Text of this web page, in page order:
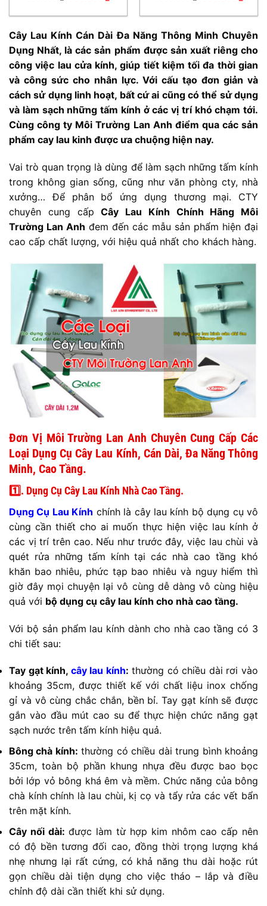
Cây Lau Kính Cán Dài Đa Năng Thông Minh Chuyên
Dụng Nhất, là các sản phẩm được sản xuất riêng cho
công việc lau cửa kính, giúp tiết kiệm tối đa thời gian
và công sức cho nhân lực. Với cấu tạo đơn giản và
cách sử dụng linh hoạt, bất cứ ai cũng có thể sử dụng
và làm sạch những tấm kính ở các vị trí khó chạm tới.
Cùng công ty Môi Trường Lan Anh điểm qua các sản
phẩm cay lau kinh được ưa chuộng hiện nay.
Vai trò quan trọng là dùng để làm sạch những tấm kính
trong không gian sống, cũng như văn phòng cty, nhà
xưởng… Để phân bổ ứng dụng thương mại. CTY
chuyên cung cấpCây Lau Kính Chính Hãng Môi
Trường Lan Anh đem đến các mẫu sản phẩm hiện đại
cao cấp chất lượng, với hiệu quả nhất cho khách hàng.
Đơn Vị Môi Trường Lan Anh Chuyên Cung Cấp Các
Loại Dụng Cụ Cây Lau Kính, Cán Dài, Đa Năng Thông
Minh, Cao Tầng.
1️⃣. Dụng Cụ Cây Lau Kính Nhà Cao Tầng.
Dụng Cụ Lau Kính chính là cây lau kính bộ dụng cụ vô
cùng cần thiết cho ai muốn thực hiện việc lau kính ở
các vị trí trên cao. Nếu như trước đây, việc lau chùi và
quét rửa những tấm kính tại các nhà cao tầng khó
khăn bao nhiêu, phức tạp bao nhiêu và nguy hiểm thì
giờ đây mọi chuyện lại vô cùng dễ dàng vô cùng hiệu
quả với bộ dụng cụ cây lau kính cho nhà cao tầng.
Với bộ sản phẩm lau kính dành cho nhà cao tầng có 3
chi tiết sau:
Tay gạt kính, cây lau kính: thường có chiều dài rơi vào
khoảng 35cm, được thiết kế với chất liệu inox chống
gỉ và vô cùng chắc chắn, bền bỉ. Tay gạt kính sẽ được
gắn vào đầu mút cao su để thực hiện chức năng gạt
sạch nước trên tấm kính hiệu quả.
Bông chà kính: thường có chiều dài trung bình khoảng
35cm, toàn bộ phần khung nhựa đều được bao bọc
bởi lớp vỏ bông khá êm và mềm. Chức năng của bông
chà kính chính là lau chùi, kị cọ và tẩy rửa các vết bẩn
trên mặt kính.
Cây nối dài: được làm từ hợp kim nhôm cao cấp nên
có độ bền tương đối cao, đồng thời trọng lượng khá
nhẹ nhưng lại rất cứng, có khả năng thu dài hoặc rút
gọn chiều dài tiện dụng cho việc tháo – lắp và điều
chỉnh độ dài cần thiết khi sử dụng.
880.000 ₫.
hiện
là:
1.090.000 ₫.
hiện
là: